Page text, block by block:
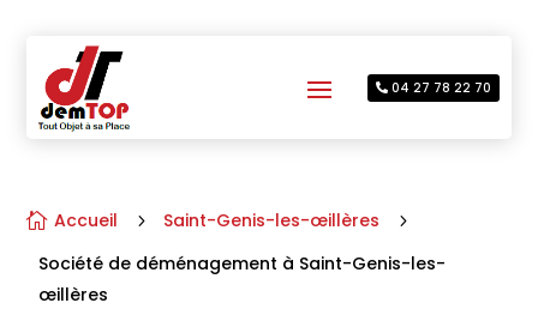
04 27 78 22 70
 Accueil 5 Saint-Genis-les-œillères 5
Société de déménagement à Saint-Genis-les-
œillères